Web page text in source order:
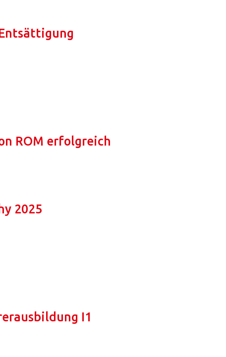
ROM erfolgreich
2025
I1